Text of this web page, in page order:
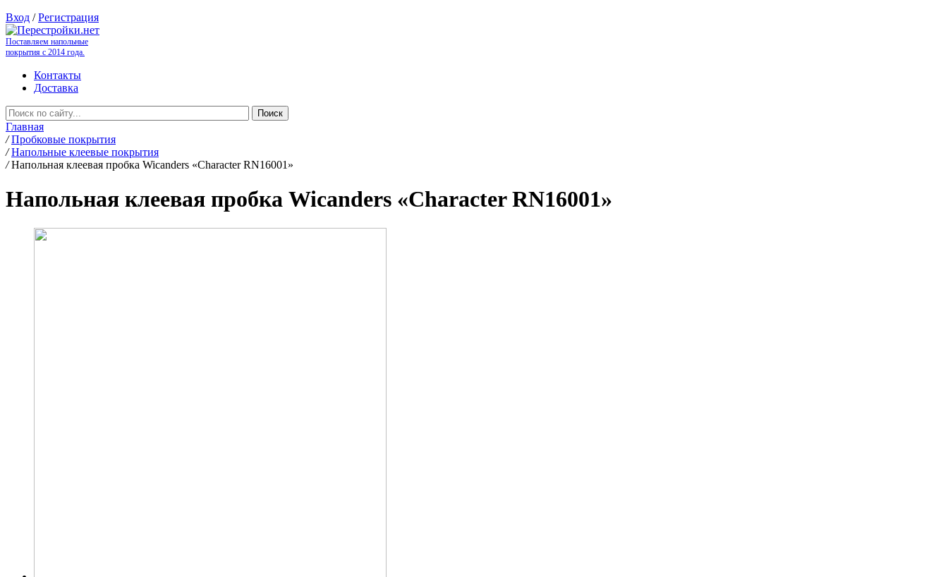
Вход /Регистрация
Поставляем напольные
покрытия с 2014 года.
Контакты
Доставка
Главная
/ Пробковые покрытия
/ Напольные клеевые покрытия
/ Напольная клеевая пробка Wicanders «Character RN16001»
Напольная клеевая пробка Wicanders «Character RN16001»